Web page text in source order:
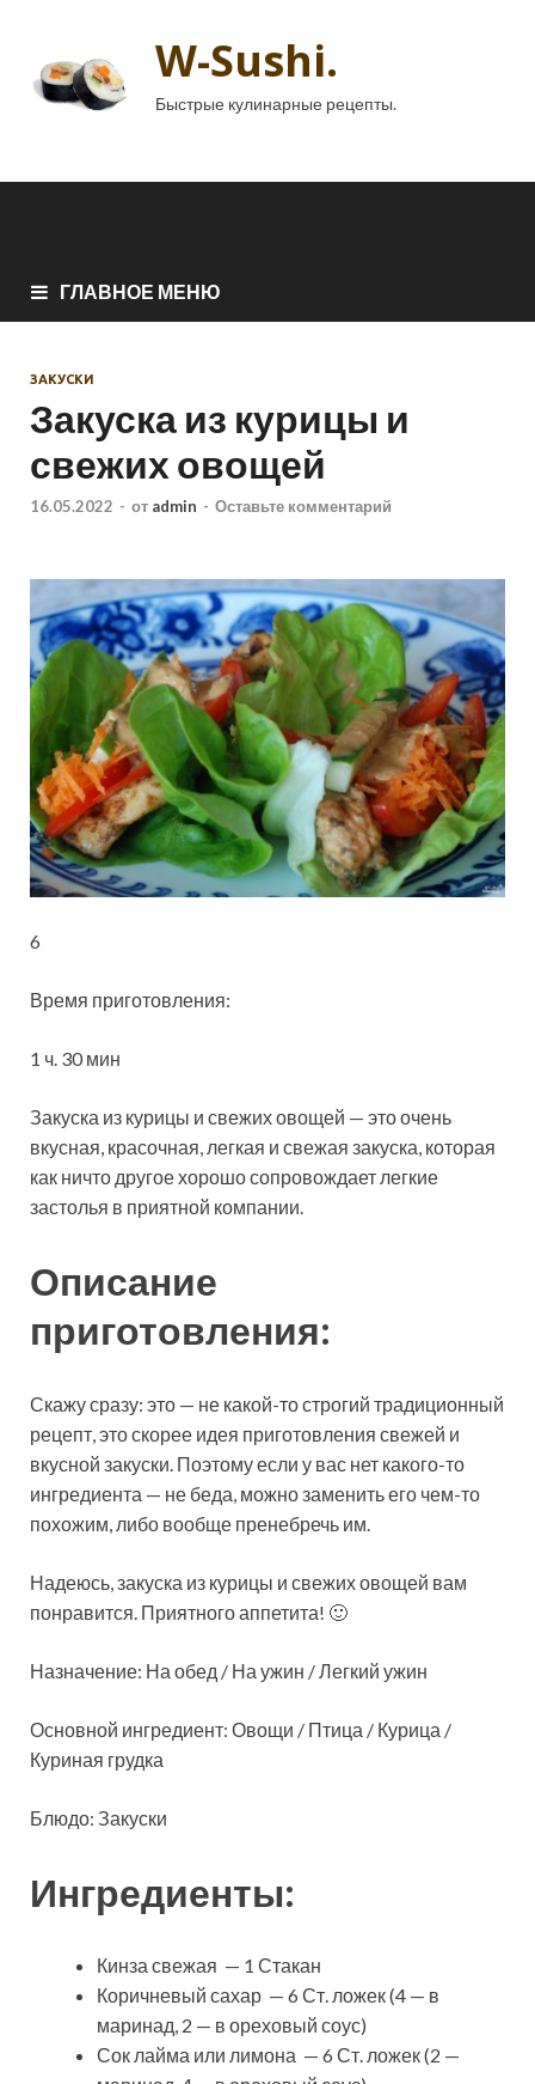
W-Sushi.
Быстрые кулинарные рецепты.
ГЛАВНОЕ МЕНЮ
ЗАКУСКИ
Закуска из курицы и
свежих овощей
16.05.2022 - от admin - Оставьте комментарий
6
Время приготовления:
1 ч. 30 мин
Закуска из курицы и свежих овощей — это очень
вкусная, красочная, легкая и свежая закуска, которая
как ничто другое хорошо сопровождает легкие
застолья в приятной компании.
Описание
приготовления:
Скажу сразу: это — не какой-то строгий традиционный
рецепт, это скорее идея приготовления свежей и
вкусной закуски. Поэтому если у вас нет какого-то
ингредиента — не беда, можно заменить его чем-то
похожим, либо вообще пренебречь им.
Надеюсь, закуска из курицы и свежих овощей вам
понравится. Приятного аппетита! 🙂
Назначение: На обед / На ужин / Легкий ужин
Основной ингредиент: Овощи / Птица / Курица /
Куриная грудка
Блюдо: Закуски
Ингредиенты:
Кинза свежая — 1 Стакан
Коричневый сахар — 6 Ст. ложек (4 — в
маринад, 2 — в ореховый соус)
Сок лайма или лимона — 6 Ст. ложек (2 —